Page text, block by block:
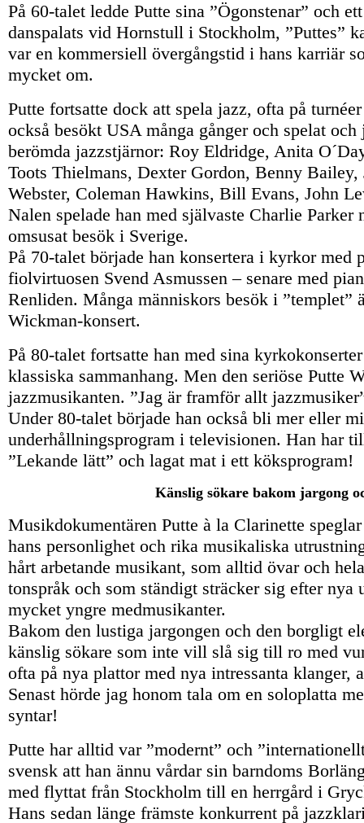
På 60-talet ledde Putte sina ”Ögonstenar” och
danspalats vid Hornstull i Stockholm, ”Puttes”
var en kommersiell övergångstid i hans karriär
mycket om.
Putte fortsatte dock att spela jazz, ofta på
också besökt USA många gånger och spelat
berömda jazzstjärnor: Roy Eldridge, Anita
Toots Thielmans, Dexter Gordon, Benny
Webster, Coleman Hawkins, Bill Evans, John
Nalen spelade han med självaste Charlie Parker
omsusat besök i Sverige.
På 70-talet började han konsertera i kyrkor med
fiolvirtuosen Svend Asmussen – senare med
Renliden. Många människors besök i ”templet”
Wickman-konsert.
På 80-talet fortsatte han med sina
klassiska sammanhang. Men den seriöse Putte
jazzmusikanten. ”Jag är framför allt
Under 80-talet började han också bli mer eller
underhållningsprogram i televisionen. Han har
”Lekande lätt” och lagat mat i ett köksprogram!
Känslig sökare bakom jargong
Musikdokumentären Putte à la Clarinette
hans personlighet och rika musikaliska
hårt arbetande musikant, som alltid övar och
tonspråk och som ständigt sträcker sig efter nya
mycket yngre medmusikanter.
Bakom den lustiga jargongen och den borgligt
känslig sökare som inte vill slå sig till ro med
ofta på nya plattor med nya intressanta klanger,
Senast hörde jag honom tala om en soloplatta
syntar!
Putte har alltid var ”modernt” och
svensk att han ännu vårdar sin barndoms
med flyttat från Stockholm till en herrgård i
Hans sedan länge främste konkurrent på